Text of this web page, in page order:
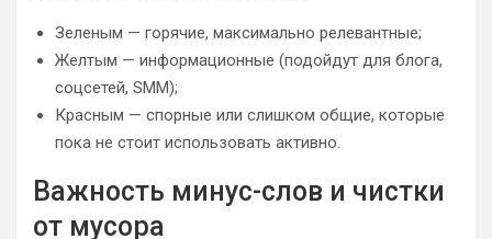
Зеленым — горячие, максимально релевантные;
Желтым — информационные (подойдут для блога,
соцсетей, SMM);
Красным — спорные или слишком общие, которые
пока не стоит использовать активно.
Важность минус-слов и чистки
от мусора